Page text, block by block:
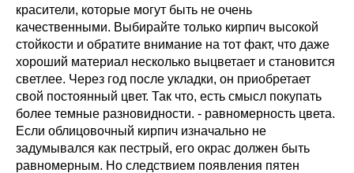
красители, которые могут быть не очень
качественными. Выбирайте только кирпич высокой
стойкости и обратите внимание на тот факт, что даже
хороший материал несколько выцветает и становится
светлее. Через год после укладки, он приобретает
свой постоянный цвет. Так что, есть смысл покупать
более темные разновидности. - равномерность цвета.
Если облицовочный кирпич изначально не
задумывался как пестрый, его окрас должен быть
равномерным. Но следствием появления пятен